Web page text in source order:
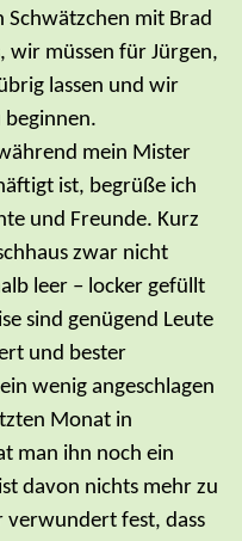
mit Brad
wir müssen für Jürgen,
lassen und wir
beginnen.
mein Mister
ist, begrüße ich
und Freunde. Kurz
zwar nicht
leer – locker gefüllt
sind genügend Leute
und bester
wenig angeschlagen
Monat in
man ihn noch ein
davon nichts mehr zu
verwundert fest, dass